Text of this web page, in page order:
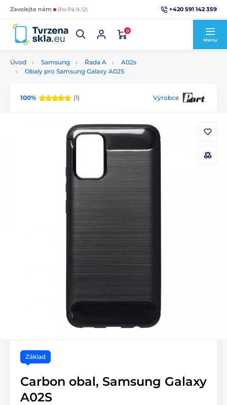
Zavolejte nám (Po-Pá 9-12) +420 591 142 359
0
Menu
Úvod Samsung Řada A
A02s
Obaly pro Samsung Galaxy A02S
100% (1) Výrobce
Základ
Carbon obal, Samsung Galaxy
A02S